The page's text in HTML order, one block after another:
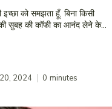
को समझता हूँ, बिना किसी
सुबह की कॉफी का आनंद लेने के...
2024 0 minutes